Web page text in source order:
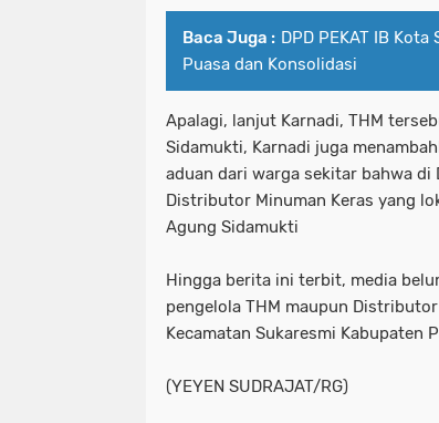
Baca Juga : DPD PEKAT IB
Puasa dan Konsolidasi
Apalagi, lanjut Karnadi, THM
Sidamukti, Karnadi juga
aduan dari warga sekitar bahwa
Distributor Minuman Keras yang
Agung Sidamukti
Hingga berita ini terbit, media
pengelola THM maupun
Kecamatan Sukaresmi Kabupaten
(YEYEN SUDRAJAT/RG)